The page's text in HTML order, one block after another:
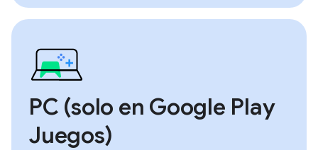
PC (solo en Google Play
Juegos)